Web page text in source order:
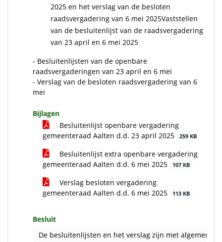
2025 en het verslag van de besloten
raadsvergadering van 6 mei 2025Vaststellen
van de besluitenlijst van de raadsvergadering
van 23 april en 6 mei 2025
- Besluitenlijsten van de openbare
raadsvergaderingen van 23 april en 6 mei
- Verslag van de besloten raadsvergadering van 6
mei
Bijlagen
Besluitenlijst openbare vergadering
gemeenteraad Aalten d.d. 23 april 2025
259 KB
Besluitenlijst extra openbare vergadering
gemeenteraad Aalten d.d. 6 mei 2025
107 KB
Verslag besloten vergadering
gemeenteraad Aalten d.d. 6 mei 2025
113 KB
Besluit
De besluitenlijsten en het verslag zijn met algemene